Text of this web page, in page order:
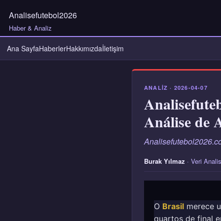
Analisefutebol2026
Haber & Analiz
Ana SayfaHaberlerHakkımızdaİletişim
ANALIZ · 2026-04-07
Análise de
Burak Yılmaz · Veri
O Brasil merece
quartos de final